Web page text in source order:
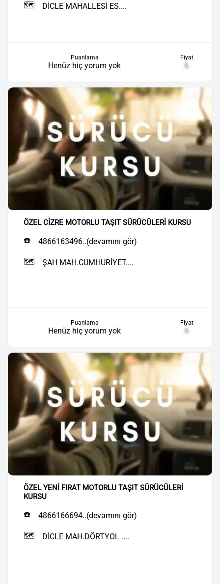
🗺️ DİCLE MAHALLESİ ES....
Puanlama
Henüz hiç yorum yok
Fiyat
₺
ÖZEL CİZRE MOTORLU TAŞIT SÜRÜCÜLERİ KURSU
☎️ 4866163496..(devamını gör)
🗺️ ŞAH MAH.CUMHURİYET....
Puanlama
Henüz hiç yorum yok
Fiyat
₺
ÖZEL YENİ FIRAT MOTORLU TAŞIT SÜRÜCÜLERİ
KURSU
☎️ 4866166694..(devamını gör)
🗺️ DİCLE MAH.DÖRTYOL ....